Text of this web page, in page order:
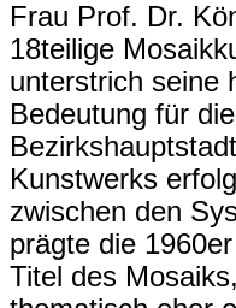
Frau Prof. Dr.
18teilige
unterstrich seine
Bedeutung für
Kunstwerks
zwischen den
prägte die
Titel des